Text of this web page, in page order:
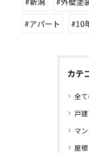
#アパート
#10
カテ
全
戸
マ
屋根